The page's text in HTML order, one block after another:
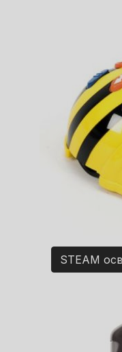
STEAM